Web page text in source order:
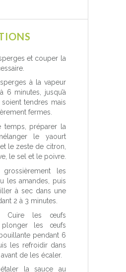
et couper la
à la vapeur
6 minutes, jusqu’à
soient tendres mais
fermes.
temps, préparer la
le yaourt
le zeste de citron,
le sel et le poivre.
grossièrement les
les amandes, puis
à sec dans une
2 à 3 minutes.
Cuire les œufs
les œufs
pendant 6
les refroidir dans
avant de les écaler.
la sauce au